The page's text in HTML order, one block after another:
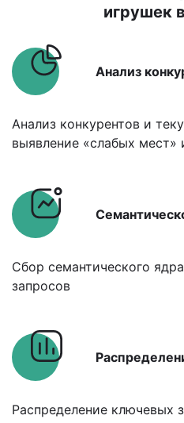
игрушек
Анализ
Анализ конкурентов и
выявление «слабых мест»
Сбор семантического
запросов
Распределение ключевых